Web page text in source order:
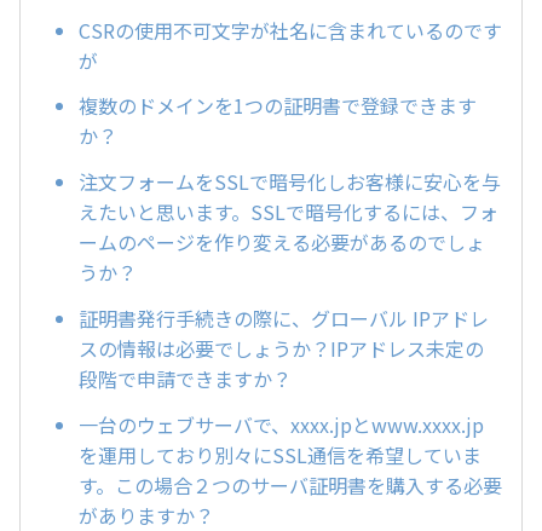
CSRの使用不可文字が社名に含まれているのです
が
複数のドメインを1つの証明書で登録できます
か？
注文フォームをSSLで暗号化しお客様に安心を与
えたいと思います。SSLで暗号化するには、フォ
ームのページを作り変える必要があるのでしょ
うか？
証明書発行手続きの際に、グローバル IPアドレ
スの情報は必要でしょうか？IPアドレス未定の
段階で申請できますか？
一台のウェブサーバで、xxxx.jpとwww.xxxx.jp
を運用しており別々にSSL通信を希望していま
す。この場合２つのサーバ証明書を購入する必要
がありますか？